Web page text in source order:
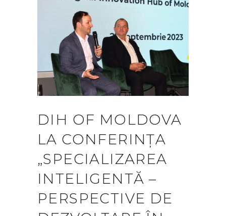
DIH OF MOLDOVA
LA CONFERINȚA
„SPECIALIZAREA
INTELIGENTĂ –
PERSPECTIVE DE